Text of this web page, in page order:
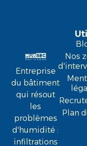
Entreprise
du bâtiment
qui résout
les
problèmes
d'humidité :
infiltrations
Nos
Plan